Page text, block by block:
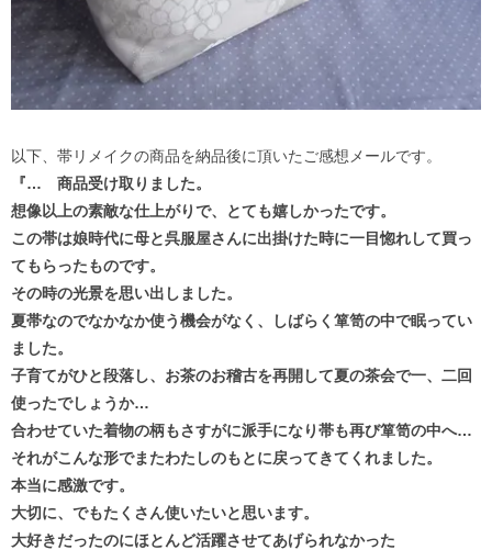
以下、帯リメイクの商品を納品後に頂いたご感想メールです。
『… 商品受け取りました。
想像以上の素敵な仕上がりで、とても嬉しかったです。
この帯は娘時代に母と呉服屋さんに出掛けた時に一目惚れして買っ
てもらったものです。
その時の光景を思い出しました。
夏帯なのでなかなか使う機会がなく、しばらく箪笥の中で眠ってい
ました。
子育てがひと段落し、お茶のお稽古を再開して夏の茶会で一、二回
使ったでしょうか…
合わせていた着物の柄もさすがに派手になり帯も再び箪笥の中へ…
それがこんな形でまたわたしのもとに戻ってきてくれました。
本当に感激です。
大切に、でもたくさん使いたいと思います。
大好きだったのにほとんど活躍させてあげられなかった